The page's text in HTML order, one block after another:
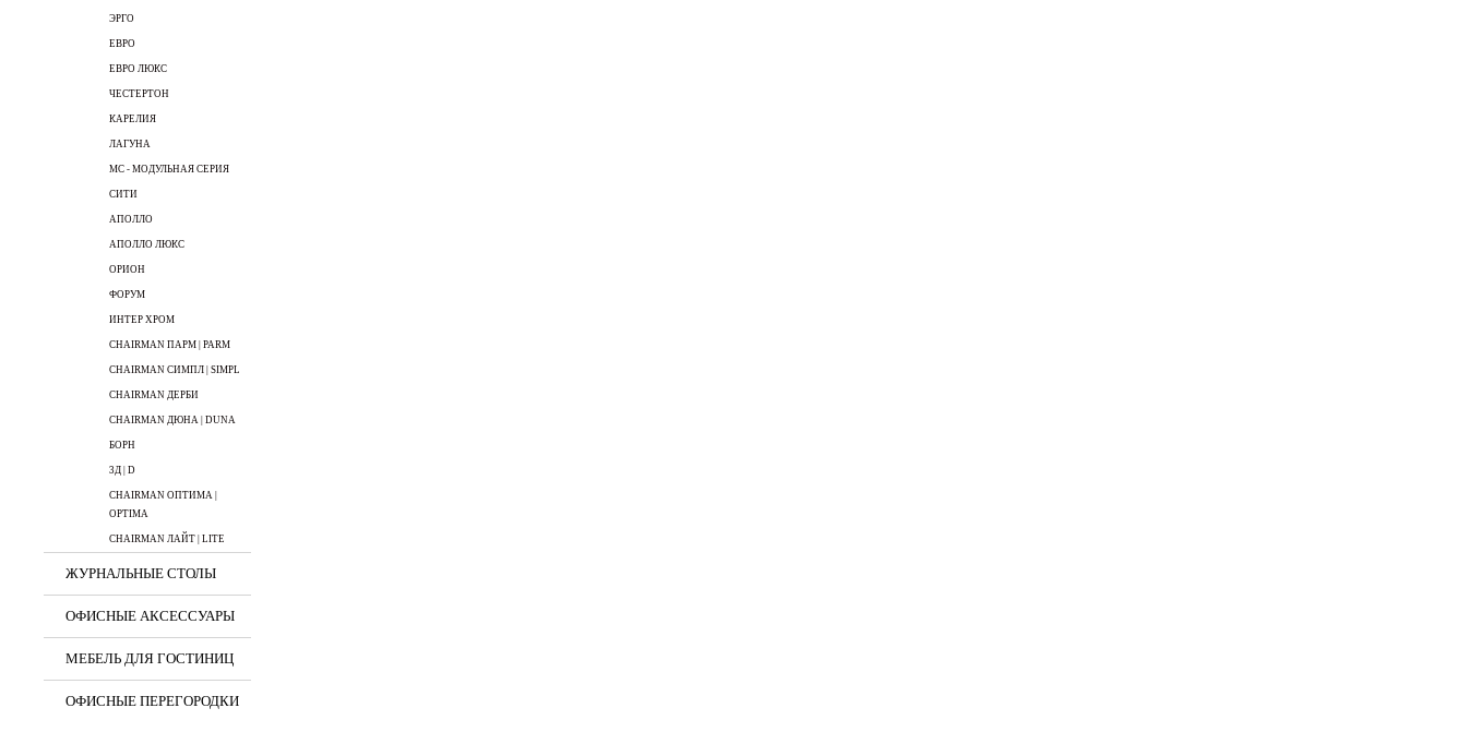
ЭРГО
ЕВРО
ЕВРО ЛЮКС
ЧЕСТЕРТОН
КАРЕЛИЯ
ЛАГУНА
МС - МОДУЛЬНАЯ СЕРИЯ
СИТИ
АПОЛЛО
АПОЛЛО ЛЮКС
ОРИОН
ФОРУМ
ИНТЕР ХРОМ
CHAIRMAN ПАРМ | PARM
CHAIRMAN СИМПЛ | SIMPL
CHAIRMAN ДЕРБИ
CHAIRMAN ДЮНА | DUNA
БОРН
3Д | D
CHAIRMAN ОПТИМА |
OPTIMA
CHAIRMAN ЛАЙТ | LITE
ЖУРНАЛЬНЫЕ СТОЛЫ
ОФИСНЫЕ АКСЕССУАРЫ
МЕБЕЛЬ ДЛЯ ГОСТИНИЦ
ОФИСНЫЕ ПЕРЕГОРОДКИ